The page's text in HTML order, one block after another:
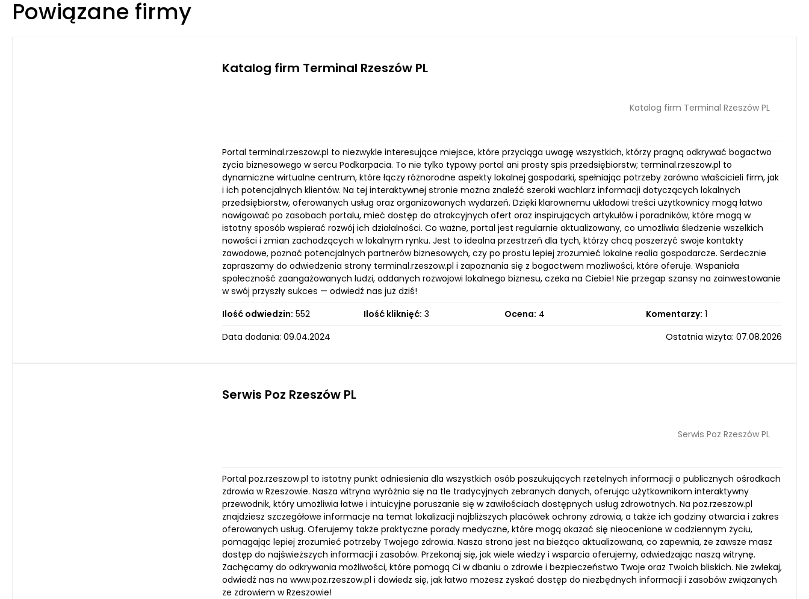
Powiązane firmy
Katalog firm Terminal Rzeszów PL
Katalog firm Terminal Rzeszów PL
Portal terminal.rzeszow.pl to niezwykle interesujące miejsce, które przyciąga uwagę wszystkich, którzy pragną odkrywać bogactwo
życia biznesowego w sercu Podkarpacia. To nie tylko typowy portal ani prosty spis przedsiębiorstw; terminal.rzeszow.pl to
dynamiczne wirtualne centrum, które łączy różnorodne aspekty lokalnej gospodarki, spełniając potrzeby zarówno właścicieli firm, jak
i ich potencjalnych klientów. Na tej interaktywnej stronie można znaleźć szeroki wachlarz informacji dotyczących lokalnych
przedsiębiorstw, oferowanych usług oraz organizowanych wydarzeń. Dzięki klarownemu układowi treści użytkownicy mogą łatwo
nawigować po zasobach portalu, mieć dostęp do atrakcyjnych ofert oraz inspirujących artykułów i poradników, które mogą w
istotny sposób wspierać rozwój ich działalności. Co ważne, portal jest regularnie aktualizowany, co umożliwia śledzenie wszelkich
nowości i zmian zachodzących w lokalnym rynku. Jest to idealna przestrzeń dla tych, którzy chcą poszerzyć swoje kontakty
zawodowe, poznać potencjalnych partnerów biznesowych, czy po prostu lepiej zrozumieć lokalne realia gospodarcze. Serdecznie
zapraszamy do odwiedzenia strony terminal.rzeszow.pl i zapoznania się z bogactwem możliwości, które oferuje. Wspaniała
społeczność zaangażowanych ludzi, oddanych rozwojowi lokalnego biznesu, czeka na Ciebie! Nie przegap szansy na zainwestowanie
w swój przyszły sukces — odwiedź nas już dziś!
Ilość odwiedzin: 552 Ilość kliknięć: 3 Ocena: 4 Komentarzy: 1
Data dodania: 09.04.2024
Ostatnia wizyta: 07.08.2026
Serwis Poz Rzeszów PL
Serwis Poz Rzeszów PL
Portal poz.rzeszow.pl to istotny punkt odniesienia dla wszystkich osób poszukujących rzetelnych informacji o publicznych ośrodkach
zdrowia w Rzeszowie. Nasza witryna wyróżnia się na tle tradycyjnych zebranych danych, oferując użytkownikom interaktywny
przewodnik, który umożliwia łatwe i intuicyjne poruszanie się w zawiłościach dostępnych usług zdrowotnych. Na poz.rzeszow.pl
znajdziesz szczegółowe informacje na temat lokalizacji najbliższych placówek ochrony zdrowia, a także ich godziny otwarcia i zakres
oferowanych usług. Oferujemy także praktyczne porady medyczne, które mogą okazać się nieocenione w codziennym życiu,
pomagając lepiej zrozumieć potrzeby Twojego zdrowia. Nasza strona jest na bieżąco aktualizowana, co zapewnia, że zawsze masz
dostęp do najświeższych informacji i zasobów. Przekonaj się, jak wiele wiedzy i wsparcia oferujemy, odwiedzając naszą witrynę.
Zachęcamy do odkrywania możliwości, które pomogą Ci w dbaniu o zdrowie i bezpieczeństwo Twoje oraz Twoich bliskich. Nie zwlekaj,
odwiedź nas na www.poz.rzeszow.pl i dowiedz się, jak łatwo możesz zyskać dostęp do niezbędnych informacji i zasobów związanych
ze zdrowiem w Rzeszowie!